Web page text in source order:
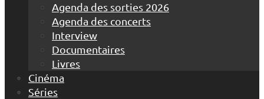
Agenda des sorties 2026
Agenda des concerts
Interview
Documentaires
Livres
Cinéma
Séries